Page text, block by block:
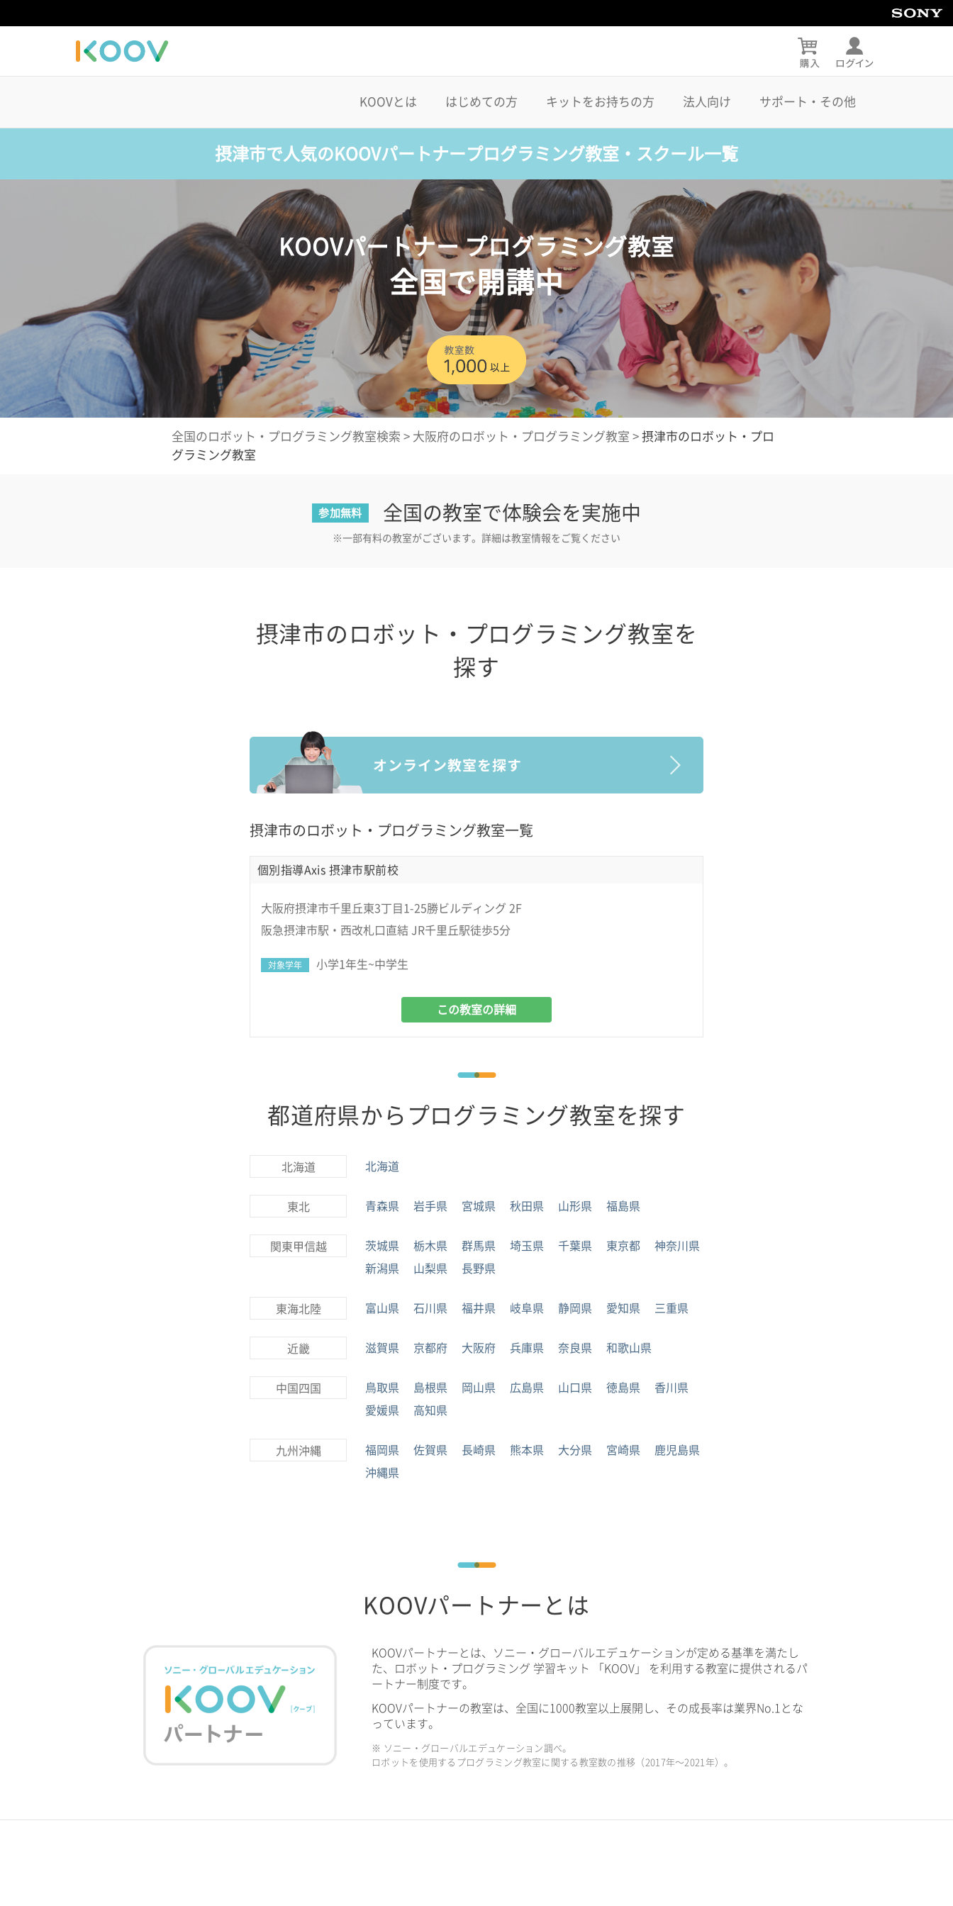
KOOVとは はじめての方 キットをお持ちの方 法人向け サポート・その他
摂津市で人気のKOOVパートナープログラミング教室・スクール一覧
KOOVパートナー プログラミング教室
全国で開講中
全国のロボット・プログラミング教室検索 > 大阪府のロボット・プログラミング教室 > 摂津市のロボット・プロ
グラミング教室
参加無料 全国の教室で体験会を実施中
※一部有料の教室がございます。詳細は教室情報をご覧ください
摂津市のロボット・プログラミング教室を
探す
摂津市のロボット・プログラミング教室一覧
個別指導Axis 摂津市駅前校
大阪府摂津市千里丘東3丁目1-25勝ビルディング 2F
阪急摂津市駅・西改札口直結 JR千里丘駅徒歩5分
対象学年 小学1年生~中学生
この教室の詳細
都道府県からプログラミング教室を探す
北海道 北海道
東北 青森県 岩手県 宮城県 秋田県 山形県 福島県
関東甲信越 茨城県 栃木県 群馬県 埼玉県 千葉県 東京都
神奈川県
新潟県
山梨県 長野県
東海北陸 富山県 石川県 福井県 岐阜県 静岡県 愛知県 三重県
近畿 滋賀県 京都府 大阪府 兵庫県 奈良県 和歌山県
中国四国 鳥取県 島根県 岡山県 広島県 山口県 徳島県
香川県
愛媛県
高知県
九州沖縄 福岡県 佐賀県 長崎県 熊本県 大分県 宮崎県
鹿児島県
沖縄県
KOOVパートナーとは
KOOVパートナーとは、ソニー・グローバルエデュケーションが定める基準を満たし
た、ロボット・プログラミング 学習キット 「KOOV」 を利用する教室に提供されるパ
ートナー制度です。
KOOVパートナーの教室は、全国に1000教室以上展開し、その成長率は業界No.1とな
っています。
※ ソニー・グローバルエデュケーション調べ。
ロボットを使用するプログラミング教室に関する教室数の推移（2017年〜2021年）。